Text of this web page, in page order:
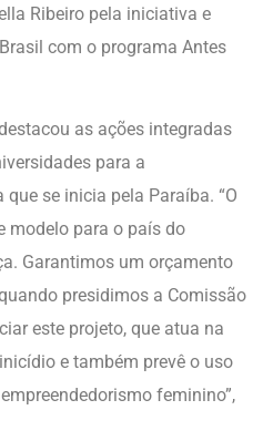
Ribeiro pela iniciativa e
com o programa Antes
as ações integradas
para a
se inicia pela Paraíba. “O
modelo para o país do
Garantimos um orçamento
presidimos a Comissão
este projeto, que atua na
e também prevê o uso
feminino”,